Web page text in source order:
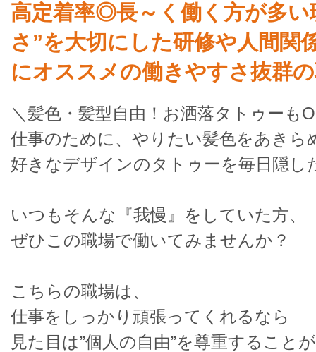
高定着率◎長～く働く方が多い
さ”を大切にした研修や人間関
にオススメの働きやすさ抜群
＼髪色・髪型自由！お洒落タトゥーも
仕事のために、やりたい髪色をあきら
好きなデザインのタトゥーを毎日隠
いつもそんな『我慢』をしていた方、
ぜひこの職場で働いてみませんか？
こちらの職場は、
仕事をしっかり頑張ってくれるなら
見た目は”個人の自由”を尊重すること